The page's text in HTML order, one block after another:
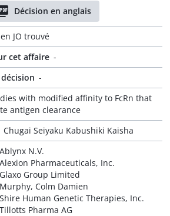
Décision en anglais
JO trouvé
cet affaire -
-
with modified affinity to FcRn that
antigen clearance
Chugai Seiyaku Kabushiki Kaisha
Ablynx N.V.
Alexion Pharmaceuticals, Inc.
Glaxo Group Limited
Murphy, Colm Damien
Shire Human Genetic Therapies, Inc.
Tillotts Pharma AG